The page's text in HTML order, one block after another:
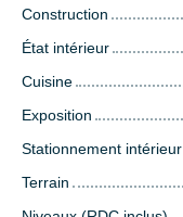
Construction
État intérieur
Cuisine
Exposition
Stationnement intérieur
Terrain